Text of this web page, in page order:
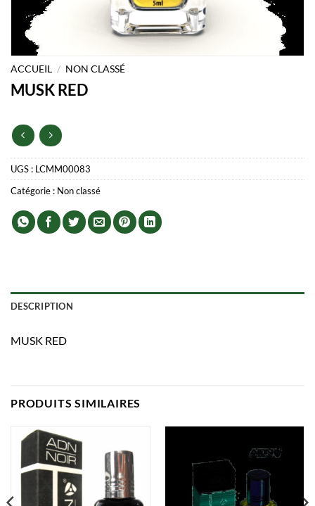
ACCUEIL / NON CLASSÉ
MUSK RED
UGS : LCMM00083
Catégorie : Non classé
DESCRIPTION
MUSK RED
PRODUITS SIMILAIRES